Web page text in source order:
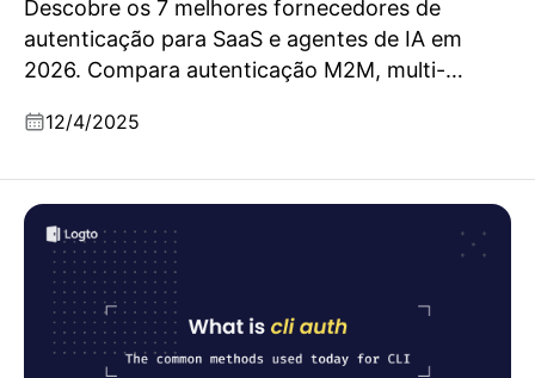
Descobre os 7 melhores fornecedores de
autenticação para SaaS e agentes de IA em
2026. Compara autenticação M2M, multi-
preparadas para empresas.
12/4/2025
O que é a Autenticação de CLI e os métodos comuns
usados hoje em dia